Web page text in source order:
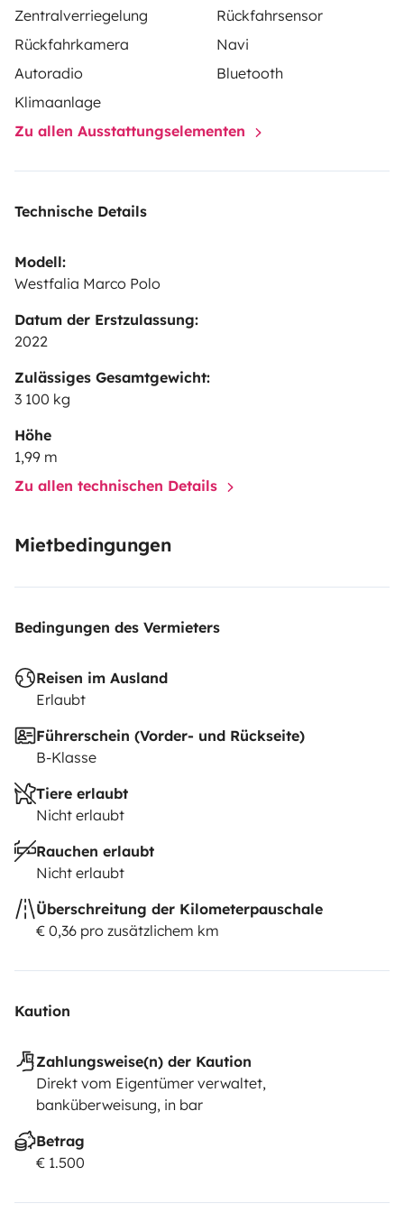
Si besoin d’aller vous chercher à l’aéroport de Genève
ou à une gare c’est possible (vous trouvez l’option
quelque part sur l’annonce, le montant correspond à
l’aéroport).
Ce véhicule est achetable .
Zentralverriegelung
Rückfahrsensor
Rückfahrkamera
Navi
Autoradio
Bluetooth
Klimaanlage
Zu allen Ausstattungselementen
Technische Details
Modell:
Westfalia Marco Polo
Datum der Erstzulassung:
2022
Zulässiges Gesamtgewicht:
3 100 kg
Höhe
1,99 m
Zu allen technischen Details
Mietbedingungen
Bedingungen des Vermieters
Reisen im Ausland
Erlaubt
Führerschein (Vorder- und Rückseite)
B-Klasse
Tiere erlaubt
Nicht erlaubt
Rauchen erlaubt
Nicht erlaubt
Überschreitung der Kilometerpauschale
€ 0,36 pro zusätzlichem km
Kaution
Zahlungsweise(n) der Kaution
Direkt vom Eigentümer verwaltet,
banküberweisung, in bar
Betrag
€ 1.500